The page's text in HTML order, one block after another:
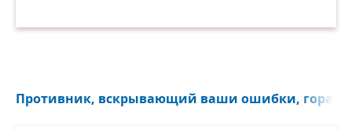
Противник, вскрывающий ваши ошибки,